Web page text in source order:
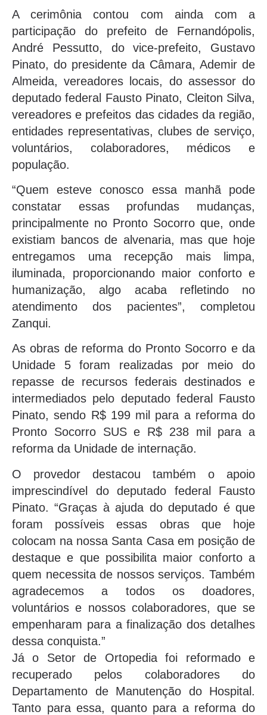
A cerimônia contou com ainda com a
participação do prefeito de Fernandópolis,
André Pessutto, do vice-prefeito, Gustavo
Pinato, do presidente da Câmara, Ademir de
Almeida, vereadores locais, do assessor do
deputado federal Fausto Pinato, Cleiton Silva,
vereadores e prefeitos das cidades da região,
entidades representativas, clubes de serviço,
voluntários, colaboradores, médicos e
população.
“Quem esteve conosco essa manhã pode
constatar essas profundas mudanças,
principalmente no Pronto Socorro que, onde
existiam bancos de alvenaria, mas que hoje
entregamos uma recepção mais limpa,
iluminada, proporcionando maior conforto e
humanização, algo acaba refletindo no
atendimento dos pacientes”, completou
Zanqui.
As obras de reforma do Pronto Socorro e da
Unidade 5 foram realizadas por meio do
repasse de recursos federais destinados e
intermediados pelo deputado federal Fausto
Pinato, sendo R$ 199 mil para a reforma do
Pronto Socorro SUS e R$ 238 mil para a
reforma da Unidade de internação.
O provedor destacou também o apoio
imprescindível do deputado federal Fausto
Pinato. “Graças à ajuda do deputado é que
foram possíveis essas obras que hoje
colocam na nossa Santa Casa em posição de
destaque e que possibilita maior conforto a
quem necessita de nossos serviços. Também
agradecemos a todos os doadores,
voluntários e nossos colaboradores, que se
empenharam para a finalização dos detalhes
dessa conquista.”
Já o Setor de Ortopedia foi reformado e
recuperado pelos colaboradores do
Departamento de Manutenção do Hospital.
Tanto para essa, quanto para a reforma do